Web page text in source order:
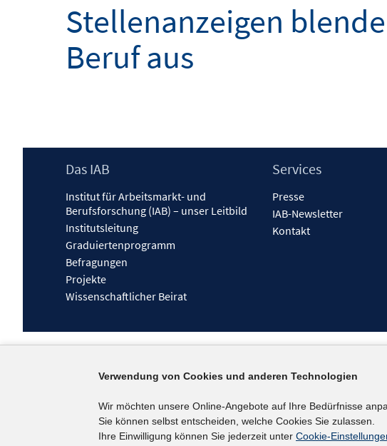
Stellenanzeigen
Beruf aus
Footer
Das IAB
Institut für Arbeitsmarkt- und
Berufsforschung (IAB) – unser Leitbild
Institutsleitung
Graduiertenprogramm
Befragungen
Projekte
Wissenschaftlicher Beirat
Services
Presse
IAB-Newsletter
Kontakt
Verwendung von Cookies und anderen Technologien
Wir möchten unsere Online-Angebote auf Ihre Bedürfnisse
Sie können selbst entscheiden, welche Cookies Sie zulassen.
Ihre Einwilligung können Sie jederzeit unter Cookie-